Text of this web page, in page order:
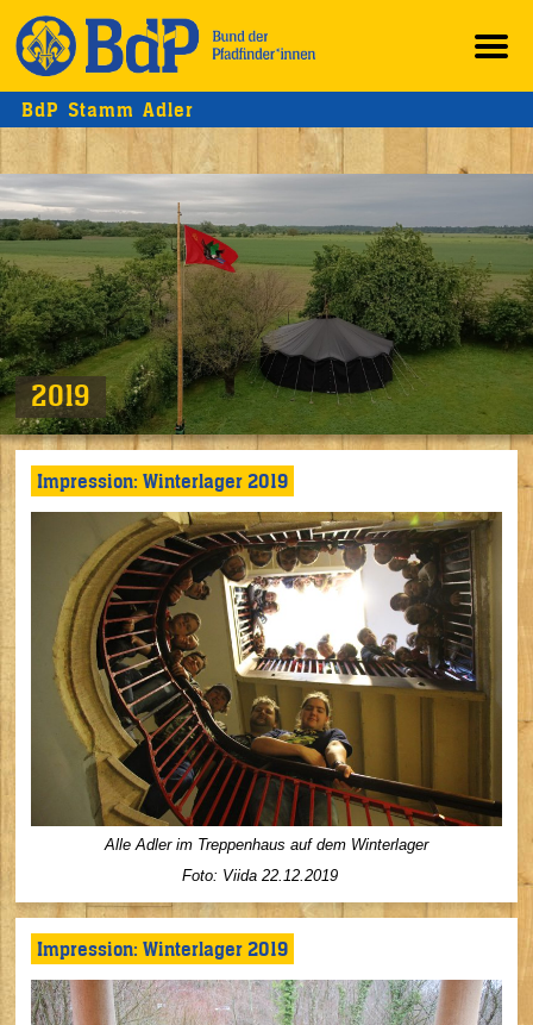
BdP Stamm Adler
2019
Impression: Winterlager 2019
Alle Adler im Treppenhaus auf dem Winterlager
Foto: Viida 22.12.2019
Impression: Winterlager 2019